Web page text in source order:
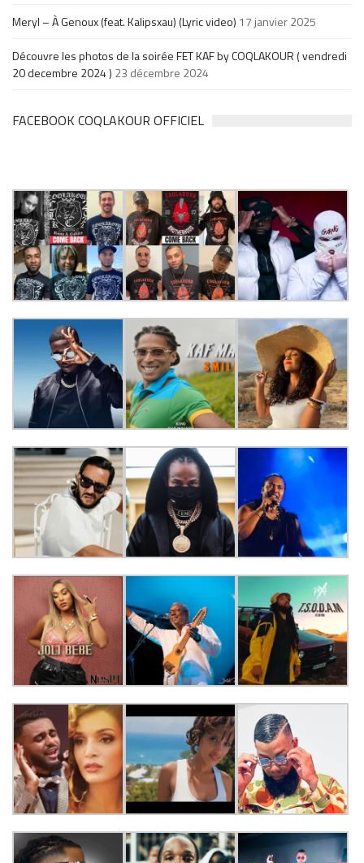
Meryl – À Genoux (feat. Kalipsxau) (Lyric video) 17 janvier 2025
Découvre les photos de la soirée FET KAF by COQLAKOUR ( vendredi
20 decembre 2024 ) 23 décembre 2024
FACEBOOK COQLAKOUR OFFICIEL